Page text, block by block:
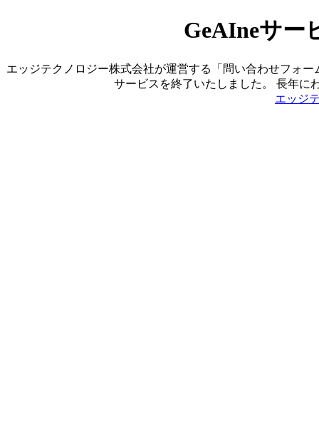
GeAIneサー
エッジテクノロジー株式会社が運営する「問い合わせフォ
サービスを終了いたしました。 長年に
エッジ